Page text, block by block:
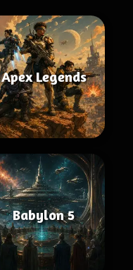
Apex Legends
Babylon 5